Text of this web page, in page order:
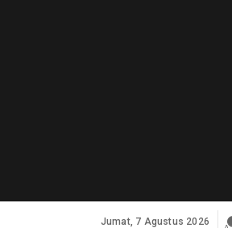
Jumat, 7 Agustus 2026